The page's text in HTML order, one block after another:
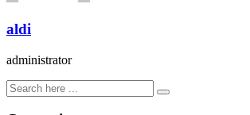
aldi
administrator